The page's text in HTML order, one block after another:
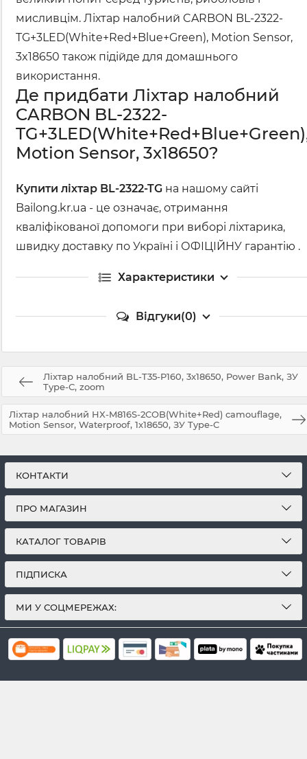
мисливцім. Ліхтар налобний CARBON BL-2322-
TG+3LED(White+Red+Blue+Green), Motion Sensor,
3x18650 також підійде для домашнього
використання.
Де придбати Ліхтар налобний
CARBON BL-2322-
Motion Sensor, 3x18650?
Купити ліхтар BL-2322-TG на нашому сайті
Bailong.kr.ua - це означає, отримання
кваліфікованої допомоги при виборі ліхтарика,
швидку доставку по Україні і ОФІЦІЙНУ гарантію .
Характеристики
Відгуки(0)
Ліхтар налобний BL-T35-P160, 3x18650, Power Bank, ЗУ
Type-C, zoom
Ліхтар налобний HX-M816S-2COB(White+Red) camouflage,
Motion Sensor, Waterproof, 1x18650, ЗУ Type-C
КОНТАКТИ
ПРО МАГАЗИН
КАТАЛОГ ТОВАРІВ
ПІДПИСКА
МИ У СОЦМЕРЕЖАХ: